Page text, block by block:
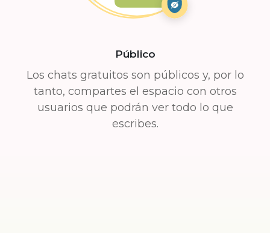
Público
Los chats gratuitos son públicos y, por lo
tanto, compartes el espacio con otros
usuarios que podrán ver todo lo que
escribes.